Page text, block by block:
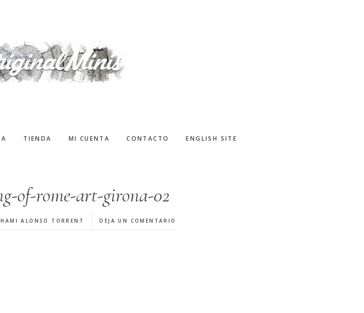
TIENDA MI CUENTA CONTACTO ENGLISH SITE
of-rome-art-girona-02
ALONSO TORRENT DEJA UN COMENTARIO